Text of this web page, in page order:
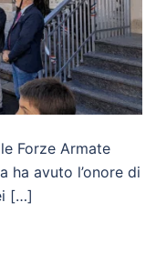
Forze Armate
ha avuto l’onore di
[…]